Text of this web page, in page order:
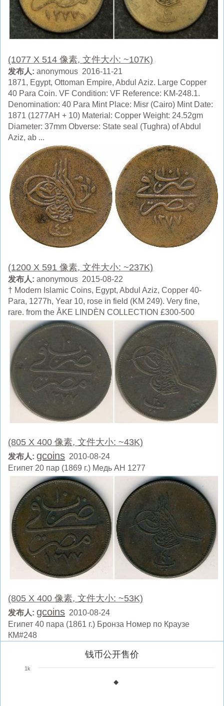
(1077 X 514 像素, 文件大小: ~107K)
发布人: anonymous 2016-11-21
1871, Egypt, Ottoman Empire, Abdul Aziz. Large Copper
40 Para Coin. VF Condition: VF Reference: KM-248.1.
Denomination: 40 Para Mint Place: Misr (Cairo) Mint Date:
1871 (1277AH + 10) Material: Copper Weight: 24.52gm
Diameter: 37mm Obverse: State seal (Tughra) of Abdul
Aziz, ab ...
(1200 X 591 像素, 文件大小: ~237K)
发布人: anonymous 2015-08-22
† Modern Islamic Coins, Egypt, Abdul Aziz, Copper 40-
Para, 1277h, Year 10, rose in field (KM 249). Very fine,
rare. from the ÅKE LINDÈN COLLECTION £300-500
(805 X 400 像素, 文件大小: ~43K)
发布人: gcoins 2010-08-24
Египет 20 пар (1869 г.) Медь АН 1277
(805 X 400 像素, 文件大小: ~53K)
发布人: gcoins 2010-08-24
Египет 40 пара (1861 г.) Бронза Номер по Краузе
КМ#248